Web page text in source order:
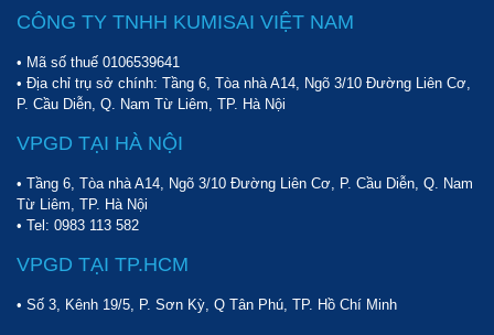
CÔNG TY TNHH KUMISAI VIỆT NAM
• Mã số thuế 0106539641
• Địa chỉ trụ sở chính: Tầng 6, Tòa nhà A14, Ngõ 3/10 Đường Liên Cơ,
P. Cầu Diễn, Q. Nam Từ Liêm, TP. Hà Nội
VPGD TẠI HÀ NỘI
• Tầng 6, Tòa nhà A14, Ngõ 3/10 Đường Liên Cơ, P. Cầu Diễn, Q. Nam
Từ Liêm, TP. Hà Nội
• Tel: 0983 113 582
VPGD TẠI TP.HCM
• Số 3, Kênh 19/5, P. Sơn Kỳ, Q Tân Phú, TP. Hồ Chí Minh